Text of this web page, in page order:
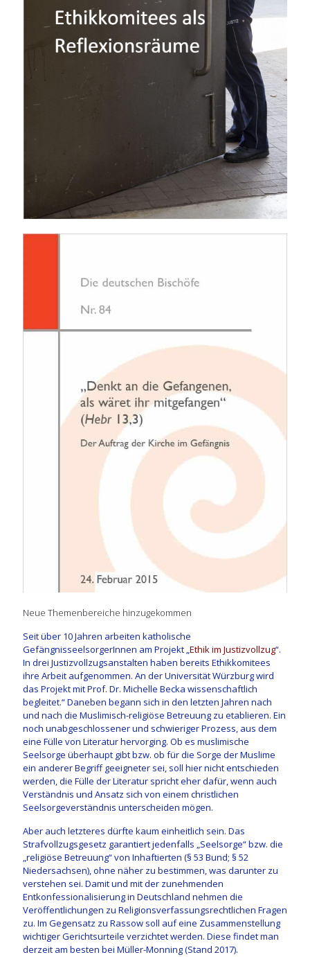
Neue Themenbereiche hinzugekommen
Seit über 10 Jahren arbeiten katholische
GefängnisseelsorgerInnen am Projekt „Ethik im Justizvollzug“.
In drei Justizvollzugsanstalten haben bereits Ethikkomitees
ihre Arbeit aufgenommen. An der Universität Würzburg wird
das Projekt mit Prof. Dr. Michelle Becka wissenschaftlich
begleitet.“ Daneben begann sich in den letzten Jahren nach
und nach die Muslimisch-religiöse Betreuung zu etablieren. Ein
noch unabgeschlossener und schwieriger Prozess, aus dem
eine Fülle von Literatur hervorging. Ob es muslimische
Seelsorge überhaupt gibt bzw. ob für die Sorge der Muslime
ein anderer Begriff geeigneter sei, soll hier nicht entschieden
werden, die Fülle der Literatur spricht eher dafür, wenn auch
Verständnis und Ansatz sich von einem christlichen
Seelsorgeverständnis unterscheiden mögen.
Aber auch letzteres dürfte kaum einheitlich sein. Das
Strafvollzugsgesetz garantiert jedenfalls „Seelsorge“ bzw. die
„religiöse Betreuung“ von Inhaftierten (§ 53 Bund; § 52
Niedersachsen), ohne näher zu bestimmen, was darunter zu
verstehen sei. Damit und mit der zunehmenden
Entkonfessionalisierung in Deutschland nehmen die
Veröffentlichungen zu Religionsverfassungsrechtlichen Fragen
zu. Im Gegensatz zu Rassow soll auf eine Zusammenstellung
wichtiger Gerichtsurteile verzichtet werden. Diese findet man
derzeit am besten bei Müller-Monning (Stand 2017).